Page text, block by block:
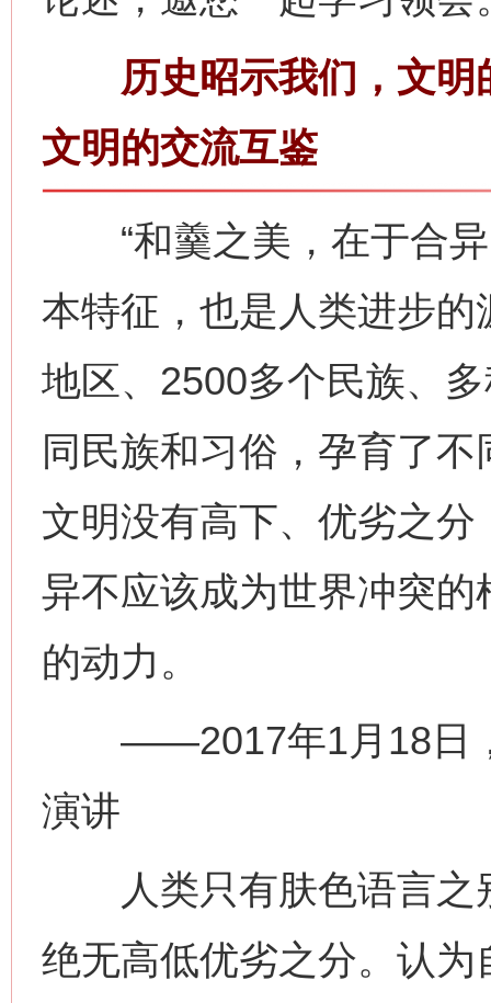
历史昭示我们，文明
文明的交流互鉴
“和羹之美，在于合异
本特征，也是人类进步
地区、2500多个民族、
同民族和习俗，孕育了
文明没有高下、优劣之
异不应该成为世界冲突
的动力。
——2017年1月18日，
演讲
人类只有肤色语言之
绝无高低优劣之分。认